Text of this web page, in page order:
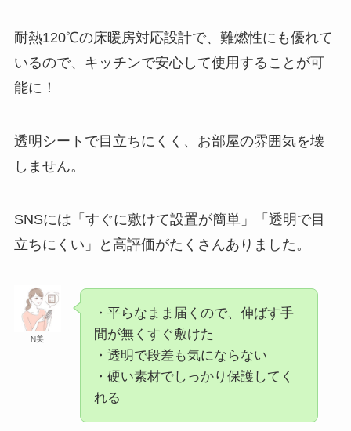
耐熱120℃の床暖房対応設計で、難燃性にも優れて
いるので、キッチンで安心して使用することが可
能に！
透明シートで目立ちにくく、お部屋の雰囲気を壊
しません。
SNSには「すぐに敷けて設置が簡単」「透明で目
立ちにくい」と高評価がたくさんありました。
N美
・平らなまま届くので、伸ばす手
間が無くすぐ敷けた
・透明で段差も気にならない
・硬い素材でしっかり保護してく
れる